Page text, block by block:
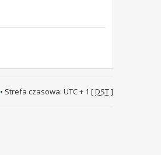
• Strefa czasowa: UTC + 1 [DST]